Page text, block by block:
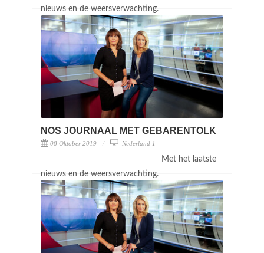
nieuws en de weersverwachting.
NOS JOURNAAL MET GEBARENTOLK
08 Oktober 2019 Nederland 1
Met het laatste
nieuws en de weersverwachting.